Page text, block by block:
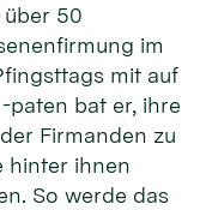
50
im
mit auf
paten bat er, ihre
Firmanden zu
hinter ihnen
So werde das